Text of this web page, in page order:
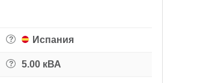
? Испания
? 5.00 кВА